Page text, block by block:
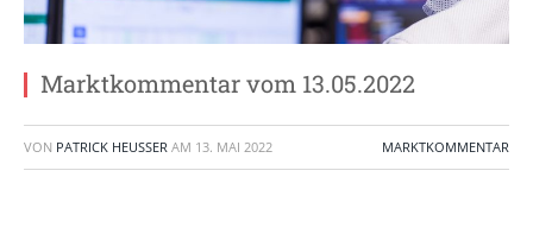
Marktkommentar vom 13.05.2022
VON PATRICK HEUSSER AM 13. MAI 2022 MARKTKOMMENTAR